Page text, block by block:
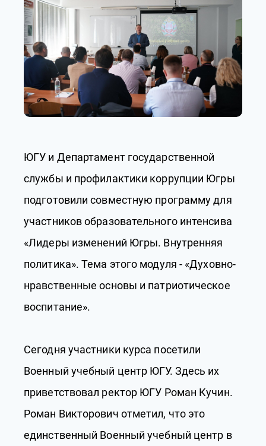
ЮГУ и Департамент государственной
службы и профилактики коррупции Югры
подготовили совместную программу для
участников образовательного интенсива
«Лидеры изменений Югры. Внутренняя
политика». Тема этого модуля - «Духовно-
нравственные основы и патриотическое
воспитание».
Сегодня участники курса посетили
Военный учебный центр ЮГУ. Здесь их
приветствовал ректор ЮГУ Роман Кучин.
Роман Викторович отметил, что это
единственный Военный учебный центр в